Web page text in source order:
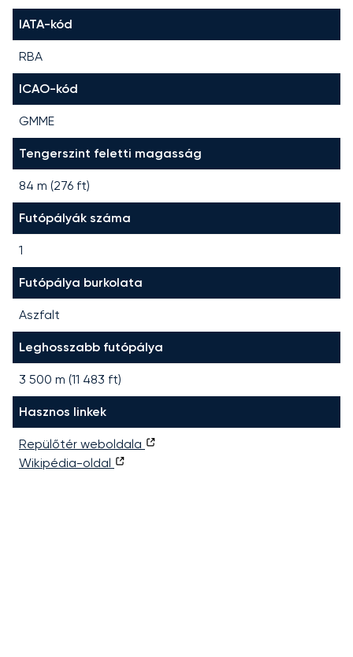
IATA-kód
RBA
ICAO-kód
GMME
Tengerszint feletti magasság
84 m (276 ft)
Futópályák száma
1
Futópálya burkolata
Aszfalt
Leghosszabb futópálya
3 500 m (11 483 ft)
Hasznos linkek
Repülőtér weboldala
Wikipédia-oldal